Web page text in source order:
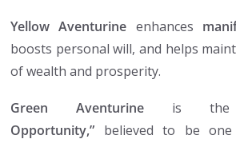
Yellow Aventurine enhances
boosts personal will, and helps
of wealth and prosperity.
Green Aventurine is
Opportunity,” believed to be